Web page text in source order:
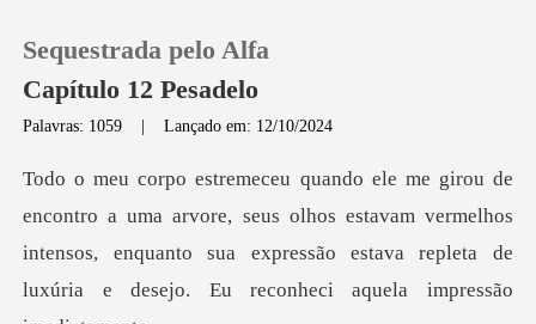
0
Sequestrada pelo Alfa
Capítulo 12 Pesadelo
Palavras: 1059 |Lançado em: 12/10/2024
, seus olhos estavam vermelhos
intensos, enquanto sua expressão estava r